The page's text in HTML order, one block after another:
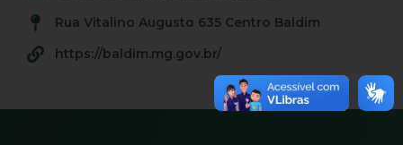
Rua Vitalino Augusto 635 Centro Baldim
https://baldim.mg.gov.br/